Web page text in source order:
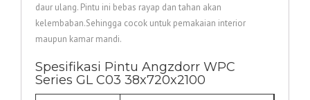
daur ulang. Pintu ini bebas rayap dan tahan akan
kelembaban.Sehingga cocok untuk pemakaian interior
maupun kamar mandi.
Spesifikasi Pintu Angzdorr WPC
Series GL C03 38x720x2100